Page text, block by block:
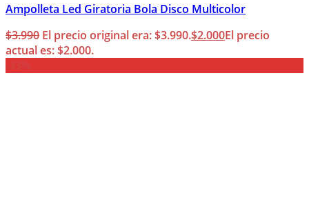
Ampolleta Led Giratoria Bola Disco Multicolor
$3.990 El precio original era: $3.990.$2.000El precio
actual es: $2.000.